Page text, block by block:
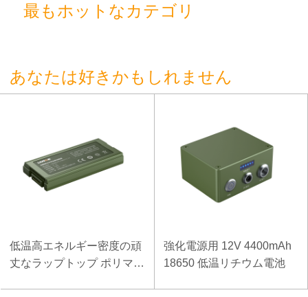
最もホットなカテゴリ
あなたは好きかもしれません
低温高エネルギー密度の頑
丈なラップトップ ポリマー
強化電源用 12V 4400mAh
18650 低温リチウム電池